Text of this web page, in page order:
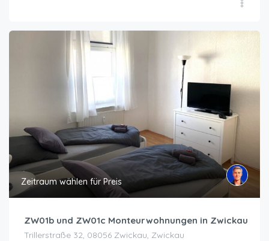
Zeitraum wählen für Preis
ZW01b und ZW01c Monteurwohnungen in Zwickau
Trillerstraße 32, 08056 Zwickau, Zwickau